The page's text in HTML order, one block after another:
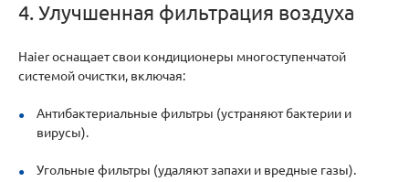
4. Улучшенная фильтрация воздуха
Haier оснащает свои кондиционеры многоступенчатой
системой очистки, включая:
Антибактериальные фильтры (устраняют бактерии и
вирусы).
Угольные фильтры (удаляют запахи и вредные газы).